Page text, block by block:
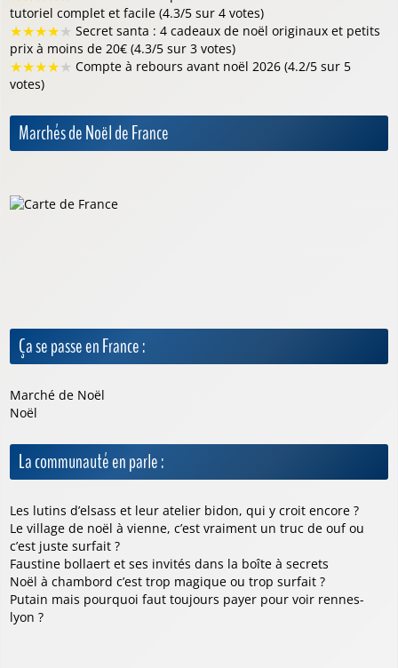
tutoriel complet et facile (4.3/5 sur 4 votes)
★★★★★ Secret santa : 4 cadeaux de noël originaux et petits
prix à moins de 20€ (4.3/5 sur 3 votes)
★★★★★ Compte à rebours avant noël 2026 (4.2/5 sur 5
votes)
Marchés de Noël de France
Ça se passe en France :
Marché de Noël
Noël
La communauté en parle :
Les lutins d’elsass et leur atelier bidon, qui y croit encore ?
Le village de noël à vienne, c’est vraiment un truc de ouf ou
c’est juste surfait ?
Faustine bollaert et ses invités dans la boîte à secrets
Noël à chambord c’est trop magique ou trop surfait ?
Putain mais pourquoi faut toujours payer pour voir rennes-
lyon ?